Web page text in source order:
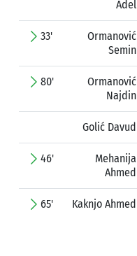
Adel
33'
Ormanović
Semin
80'
Ormanović
Najdin
Golić Davud
46'
Mehanija
Ahmed
65' Kaknjo Ahmed